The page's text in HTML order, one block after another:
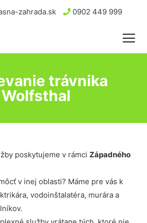
zahrada.sk 0902 449 999
trávnika
Wolfsthal
poskytujeme v rámci Západného
v inej oblasti? Máme pre vás k
vodoinštalatéra, murára a